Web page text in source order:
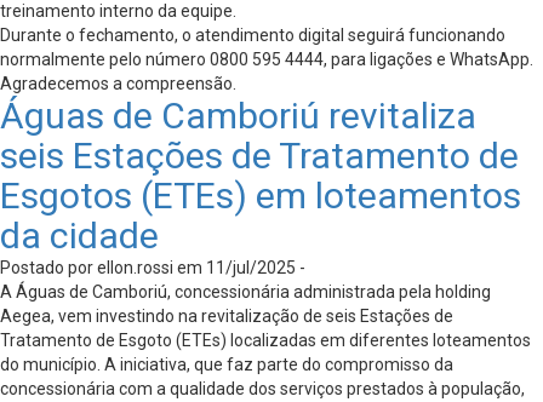
treinamento interno da equipe.
Durante o fechamento, o atendimento digital seguirá funcionando
normalmente pelo número 0800 595 4444, para ligações e WhatsApp.
Agradecemos a compreensão.
Águas de Camboriú revitaliza
seis Estações de Tratamento de
Esgotos (ETEs) em loteamentos
da cidade
Postado por ellon.rossi em 11/jul/2025 -
A Águas de Camboriú, concessionária administrada pela holding
Aegea, vem investindo na revitalização de seis Estações de
Tratamento de Esgoto (ETEs) localizadas em diferentes loteamentos
do município. A iniciativa, que faz parte do compromisso da
concessionária com a qualidade dos serviços prestados à população,